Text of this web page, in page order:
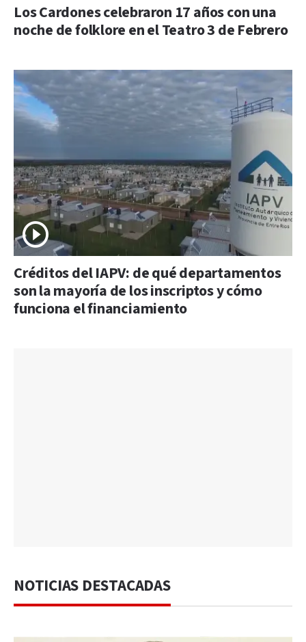
Los Cardones celebraron 17 años con una
noche de folklore en el Teatro 3 de Febrero
Créditos del IAPV: de qué departamentos
son la mayoría de los inscriptos y cómo
funciona el financiamiento
NOTICIAS DESTACADAS